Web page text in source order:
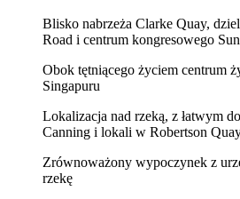
Blisko nabrzeża Clarke Quay,
Road i centrum kongresowego
Obok tętniącego życiem centrum
Singapuru
Lokalizacja nad rzeką, z łatwym
Canning i lokali w Robertson
Zrównoważony wypoczynek z
rzekę